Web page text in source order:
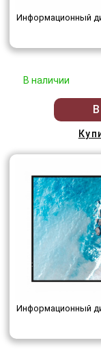
Информационный
В наличии
Информационный